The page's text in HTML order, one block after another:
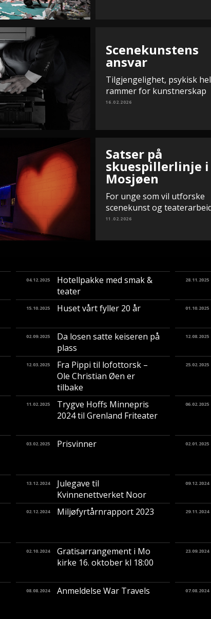
Scenekunstens
ansvar
Tilgjengelighet, psykisk
rammer for kunstnerskap
16.02.2026
Satser på
skuespillerlinje i
Mosjøen
For unge som vil utforske
scenekunst og
11.02.2026
04.12.2025
Hotellpakke med smak &
teater
28.11.2025
15.10.2025 Huset vårt fyller 20 år 01.10.2025
02.09.2025
Da losen satte keiseren på
plass
12.08.2025
12.03.2025
Fra Pippi til lofottorsk –
Ole Christian Øen er
tilbake
25.02.2025
11.02.2025
Trygve Hoffs Minnepris
2024 til Grenland Friteater
06.02.2025
03.02.2025 Prisvinner 02.01.2025
13.12.2024
Julegave til
Kvinnenettverket Noor
09.12.2024
02.12.2024 Miljøfyrtårnrapport 2023 29.11.2024
02.10.2024
Gratisarrangement i Mo
kirke 16. oktober kl 18:00
23.09.2024
08.08.2024 Anmeldelse War Travels 07.08.2024